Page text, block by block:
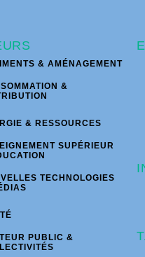
& AMÉNAGEMENT
&
& RESSOURCES
SUPÉRIEUR
TECHNOLOGIES
PUBLIC &